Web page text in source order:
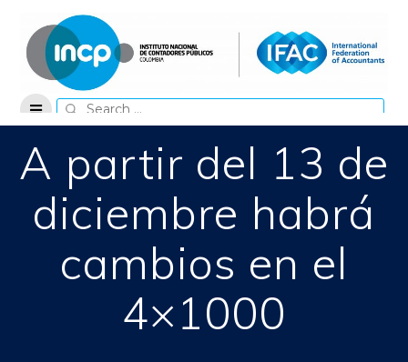
content
Search
for:
A partir del 13 de
diciembre habrá
cambios en el
4×1000